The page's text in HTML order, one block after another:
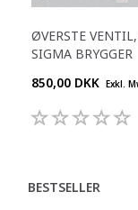
ØVERSTE
SIGMA BRYGGER
850,00 DKK Exkl.
BESTSELLER